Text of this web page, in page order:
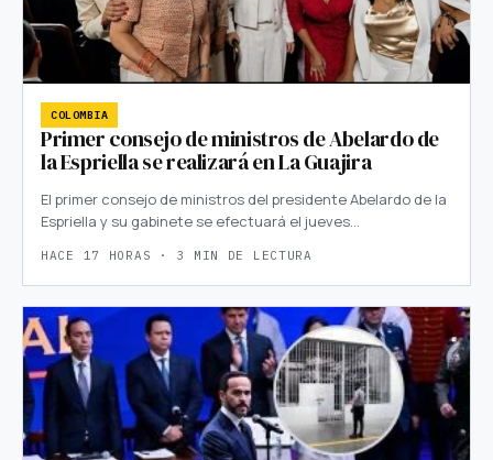
COLOMBIA
Primer consejo de ministros de Abelardo de
la Espriella se realizará en La Guajira
El primer consejo de ministros del presidente Abelardo de la
Espriella y su gabinete se efectuará el jueves…
HACE 17 HORAS · 3 MIN DE LECTURA